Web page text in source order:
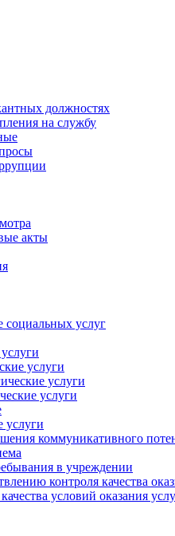
должностях
на службу
акты
услуг
услуги
услуги
услуги
услуги
коммуникативного
в учреждении
контроля качества
условий оказания